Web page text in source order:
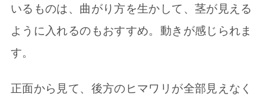
いるものは、曲がり方を生かして、茎が見える
ように入れるのもおすすめ。動きが感じられま
す。
正面から見て、後方のヒマワリが全部見えなく